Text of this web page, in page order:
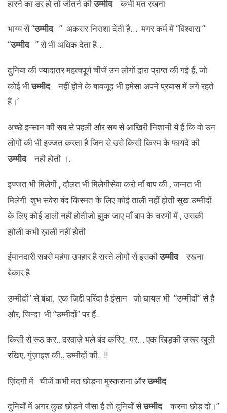
हारने का डर हो तो जीतने कीउम्मीद कभी मत रखना
भाग्य से “उम्मीद ” अकसर निराशा देती है… मगर कर्म में “विश्वास ”
“उम्मीद ” से भी अधिक देता है…
दुनिया की ज्यादातर महत्वपूर्ण चीजें उन लोगों द्वारा प्राप्त की गई हैं, जो
कोई भीउम्मीद
नहीं होने के बावजूद भी हमेसा अपने प्रयास में लगे रहते
हैं।’
अच्छे इन्सान की सब से पहली और सब से आखिरी निशानी ये हैं कि वो उन
लोगों की भी इज्जत करता है जिन से उसे किसी किस्म के फायदे की
उम्मीद
नही होती ।.
इज्जत भी मिलेगी , दौलत भी मिलेगीसेवा करो माँ बाप की , जन्नत भी
मिलेगी शुभ सवेरा बंद किस्मत के लिए कोई ताली नहीं होती सुख उम्मीदों
के लिए कोई डाली नहीं होतीजो झुक जाए माँ बाप के चरणों में , उसकी
झोली कभी ख़ाली नहीं होती
ईमानदारी सबसे महंगा उपहार है सस्ते लोगों से इसकीउम्मीद
रखना
बेकार है
उम्मीदों” से बंधा, एक जिद्दी परिंदा है इंसान जो घायल भी “उम्मीदों” से है
और, जिन्दा भी “उम्मीदों” पर हैं..
किसी से रूठ कर.. दरवाज़े भले बंद करिए.. पर… एक खिड़की ज़रूर खुली
रखिए, गुंज़ाइश की.. उम्मीदों की.. !!
ज़िंदगी में चीजें कभी मत छोड़ना मुस्कराना औरउम्मीद
दुनियाँ में अगर कुछ छोड़ने जैसा है तो दुनियाँ सेउम्मीद करना छोड़ दो।”